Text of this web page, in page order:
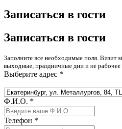
Записаться в гости
Записаться в гости
Заполните все необходимые поля. Визит
выходные, праздничные дни и не рабочее
Выберите адрес *
Ф.И.О. *
Телефон *